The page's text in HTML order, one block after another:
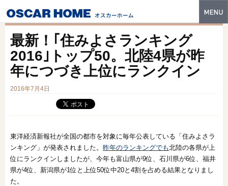
特長
性能・技術
建築実例
フォトギャラリー
最新！｢住みよさランキング
2016｣トップ50。北陸4県が昨
年につづき上位にランクイン
2016年7月4日
東洋経済新報社が全国の都市を対象に毎年公表している「住みよさラ
ンキング」が発表されました。 昨年のランキングでも北陸の各県が上
位にランクインしましたが、今年も富山県が9位、石川県が6位、福井
県が4位、新潟県が1位と上位50位中20と4割を占める結果となりまし
た。